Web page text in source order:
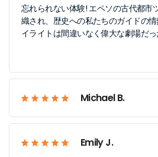
忘れられない体験! エペソの古代都市
織され、歴史への私たちのガイドの
イライトは間違いなく偉大な劇場だっ
Michael B.
Emily J.